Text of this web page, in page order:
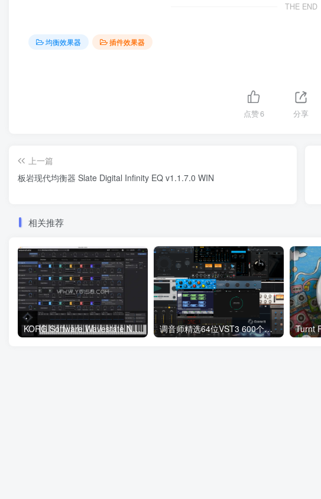
THE END
均衡效果器 插件效果器
点赞6 分享
上一篇
板岩现代均衡器 Slate Digital Infinity EQ v1.1.7.0 WIN
相关推荐
KORG Software Wavestate Native v1.4.6 MacOS 调音师精选64位VST3 600个一键安装插件包效果器集合10G WiN